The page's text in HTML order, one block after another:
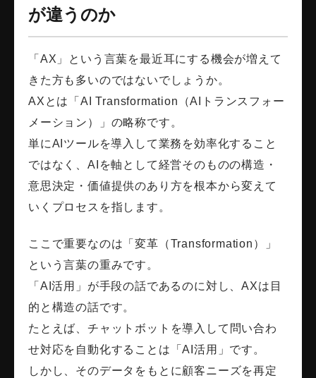
が違うのか
「AX」という言葉を最近耳にする機会が増えて
きた方も多いのではないでしょうか。
AXとは「AI Transformation（AIトランスフォー
メーション）」の略称です。
単にAIツールを導入して業務を効率化すること
ではなく、AIを軸として経営そのものの構造・
意思決定・価値提供のあり方を根本から変えて
いくプロセスを指します。
ここで重要なのは「変革（Transformation）」
という言葉の重みです。
「AI活用」が手段の話であるのに対し、AXは目
的と構造の話です。
たとえば、チャットボットを導入して問い合わ
せ対応を自動化することは「AI活用」です。
しかし、そのデータをもとに顧客ニーズを再定